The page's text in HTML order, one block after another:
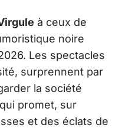
à ceux de
noire
Les spectacles
surprennent par
la société
promet, sur
et des éclats de